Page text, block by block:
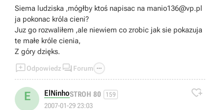
Siema ludziska ,mógłby ktoś napisac na manio136@vp.pl
ja pokonac króla cieni?
Juz go rozwaliłem ,ale niewiem co zrobic jak sie pokazuja
te małe króle cienia,
Z góry dzięks.
Odpowiedz  Forum 
E ElNinhoSTROH 80 159
2007-01-29 23:03
